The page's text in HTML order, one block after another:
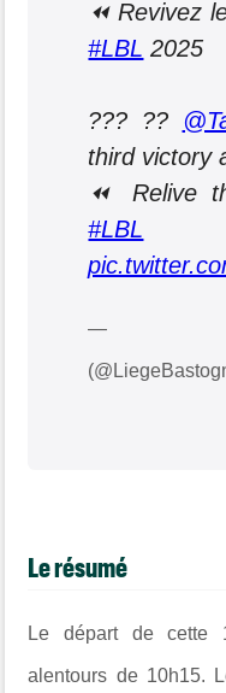
⏪ Revivez
#LBL 2025
??? ??
third victory
⏪ Relive
#LBL
— Liège-
Le résumé
Le départ de cette
alentours de 10h15.